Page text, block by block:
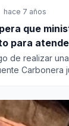
hace 7 años
que
para
de realizar
Carbonera